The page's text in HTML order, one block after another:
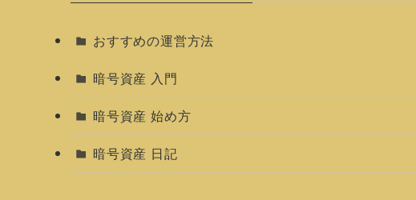
おすすめの運営方法
暗号資産 入門
暗号資産 始め方
暗号資産 日記